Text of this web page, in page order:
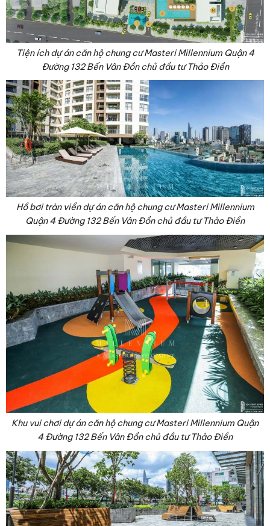
Tiện ích dự án căn hộ chung cư Masteri Millennium Quận 4
Đường 132 Bến Vân Đồn chủ đầu tư Thảo Điền
Hồ bơi tràn viền dự án căn hộ chung cư Masteri Millennium
Quận 4 Đường 132 Bến Vân Đồn chủ đầu tư Thảo Điền
Khu vui chơi dự án căn hộ chung cư Masteri Millennium Quận
4 Đường 132 Bến Vân Đồn chủ đầu tư Thảo Điền